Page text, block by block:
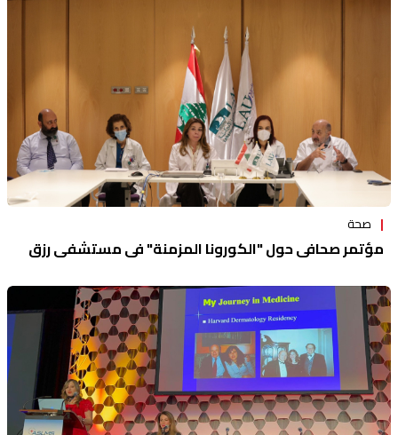
صحة
مؤتمر صحافي حول "الكورونا المزمنة" في مستشفى رزق